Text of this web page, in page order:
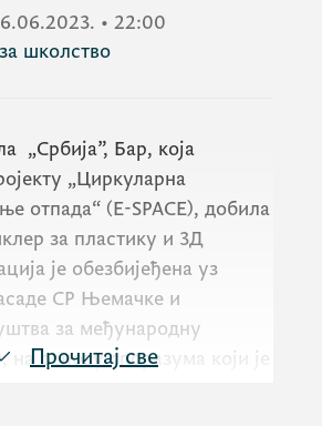
• 22:00
школство
„Србија”, Бар, која
„Циркуларна
отпада“ (E-SPACE), добила
за пластику и 3Д
је обезбијеђена уз
СР Њемачке и
за међународну
на основу споразума који је
Прочитај све